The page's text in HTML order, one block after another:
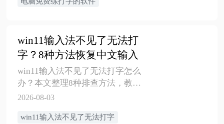
win11输入法不见了无法打
字？8种方法恢复中文输入
win11输入法不见了无法打字怎么
办？本文整理8种排查方法，教你
通过Win+Space、win11输入法设
驱动大师辅助检查，恢复Windows
2026-08-03
win11输入法不见了无法打字